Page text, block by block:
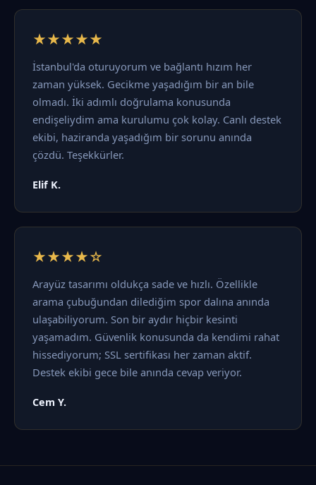
★★★★★
İstanbul'da oturuyorum ve bağlantı hızım her
zaman yüksek. Gecikme yaşadığım bir an bile
olmadı. İki adımlı doğrulama konusunda
endişeliydim ama kurulumu çok kolay. Canlı destek
ekibi, haziranda yaşadığım bir sorunu anında
çözdü. Teşekkürler.
Elif K.
★★★★☆
Arayüz tasarımı oldukça sade ve hızlı. Özellikle
arama çubuğundan dilediğim spor dalına anında
ulaşabiliyorum. Son bir aydır hiçbir kesinti
yaşamadım. Güvenlik konusunda da kendimi rahat
hissediyorum; SSL sertifikası her zaman aktif.
Destek ekibi gece bile anında cevap veriyor.
Cem Y.